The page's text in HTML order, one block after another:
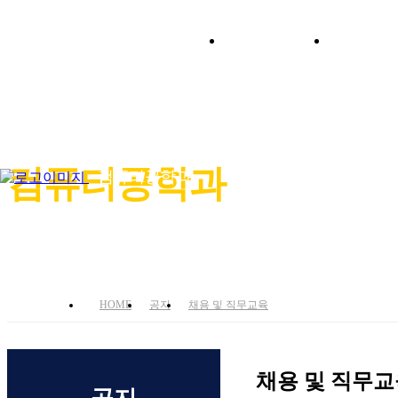
컴퓨터공학과
컴퓨터공학과
HOME 공지 채용 및 직무교육
채용 및 직무